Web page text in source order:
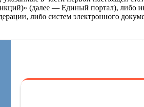
(далее — Единый портал),
либо систем электронного